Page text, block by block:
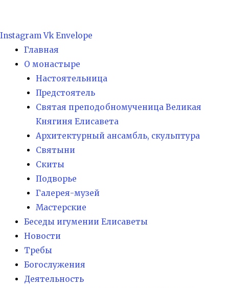
Instagram Vk Envelope
Главная
О монастыре
Настоятельница
Предстоятель
Святая преподобномученица Великая
Княгиня Елисавета
Архитектурный ансамбль, скульптура
Святыни
Скиты
Подворье
Галерея-музей
Мастерские
Беседы игумении Елисаветы
Новости
Требы
Богослужения
Деятельность